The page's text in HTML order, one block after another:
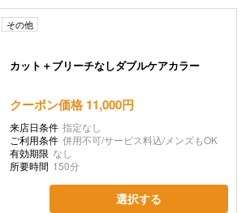
その他
カット＋ブリーチなしダブルケアカラー
クーポン価格 11,000円
来店日条件 指定なし
ご利用条件 併用不可/サービス料込/メンズもOK
有効期限 なし
所要時間 150分
選択する